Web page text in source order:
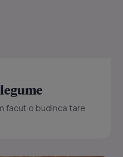
facut o budinca tare